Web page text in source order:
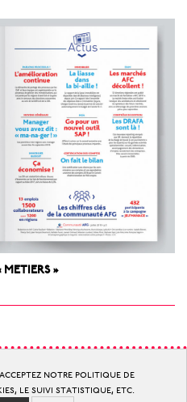
notre politique de
le suivi statistique, etc.
»
publique